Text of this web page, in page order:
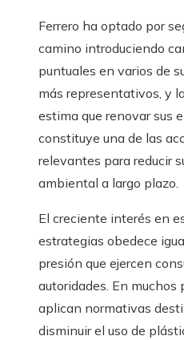
Ferrero ha optado por
camino introduciendo
puntuales en varios de
más representativos, y
estima que renovar sus
constituye una de las
relevantes para reducir
ambiental a largo plazo.
El creciente interés en
estrategias obedece
presión que ejercen
autoridades. En muchos
aplican normativas
disminuir el uso de